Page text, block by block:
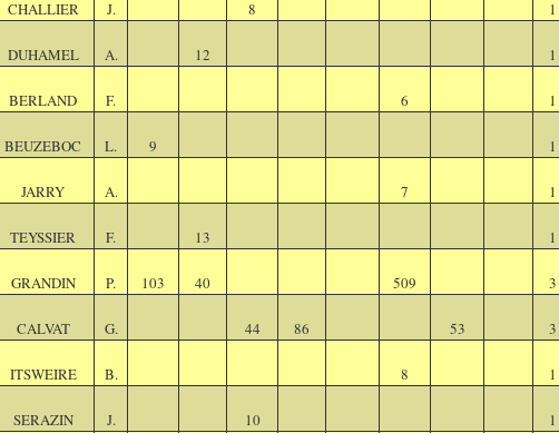
CHALLIER J. 8
1
DUHAMEL A. 12
1
BERLAND F. 6
1
BEUZEBOC L. 9
1
JARRY A. 7
1
TEYSSIER F. 13
1
GRANDIN P. 103 40 509
3
CALVAT G. 44 86 53
3
ITSWEIRE B. 8
1
SERAZIN J. 10 1